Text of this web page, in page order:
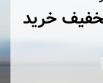
کد‌تخفیف خرید